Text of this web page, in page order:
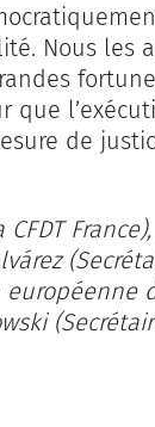
Nous les
que
de